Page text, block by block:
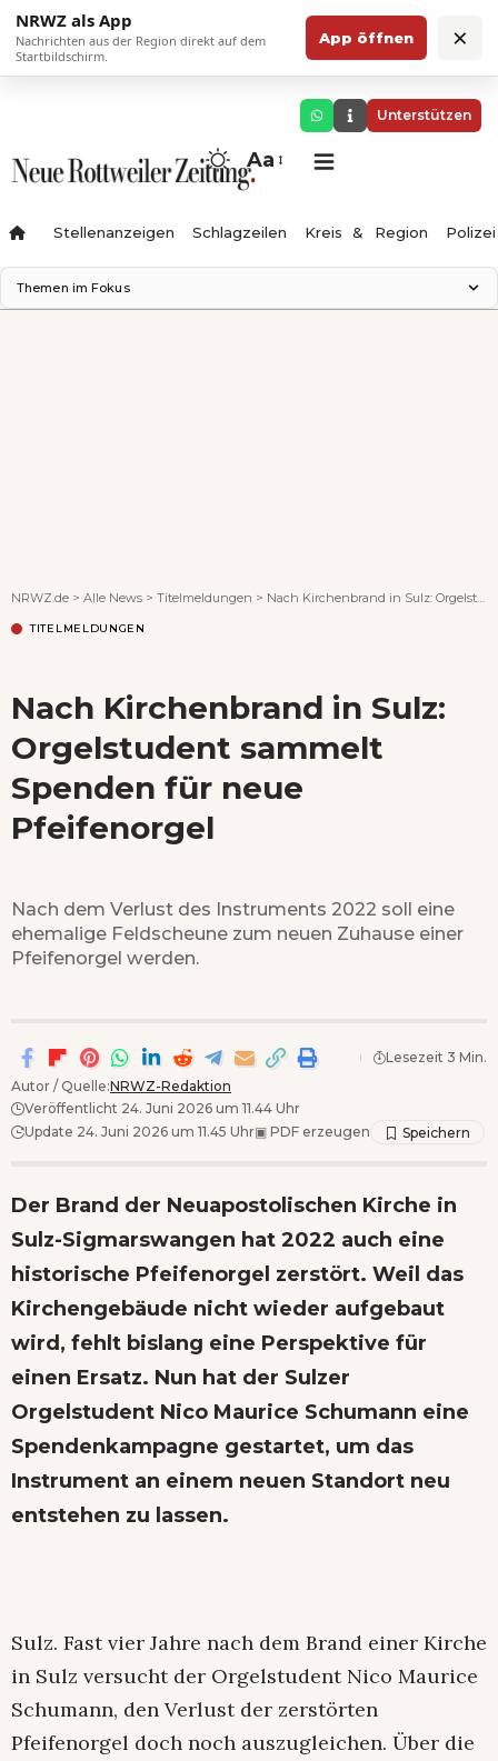
NRWZ als App
Nachrichten aus der Region direkt auf dem
Startbildschirm.
App öffnen ×
Unterstützen
Aa
Stellenanzeigen Schlagzeilen Kreis & Region Polizei
Themen im Fokus
NRWZ.de > Alle News > Titelmeldungen > Nach Kirchenbrand in Sulz: Orgelstudent sammelt Spenden für neue Pfeifenorgel
TITELMELDUNGEN
Nach Kirchenbrand in Sulz:
Orgelstudent sammelt
Spenden für neue
Pfeifenorgel
Nach dem Verlust des Instruments 2022 soll eine
ehemalige Feldscheune zum neuen Zuhause einer
Pfeifenorgel werden.
Autor / Quelle:NRWZ-Redaktion
Veröffentlicht 24. Juni 2026 um 11.44 Uhr
Update 24. Juni 2026 um 11.45 Uhr▣ PDF erzeugen
Lesezeit 3 Min.
Der Brand der Neuapostolischen Kirche in
Sulz-Sigmarswangen hat 2022 auch eine
historische Pfeifenorgel zerstört. Weil das
Kirchengebäude nicht wieder aufgebaut
wird, fehlt bislang eine Perspektive für
einen Ersatz. Nun hat der Sulzer
Orgelstudent Nico Maurice Schumann eine
Spendenkampagne gestartet, um das
Instrument an einem neuen Standort neu
entstehen zu lassen.
Sulz. Fast vier Jahre nach dem Brand einer Kirche
in Sulz versucht der Orgelstudent Nico Maurice
Schumann, den Verlust der zerstörten
Pfeifenorgel doch noch auszugleichen. Über die